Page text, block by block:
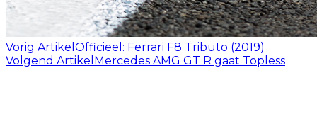
Vorig Artikel Officieel: Ferrari F8 Tributo (2019)
Volgend Artikel Mercedes AMG GT R gaat Topless